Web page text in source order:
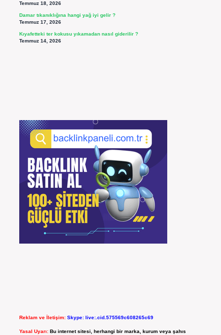
Temmuz 18, 2026
Damar tıkanıklığına hangi yağ iyi gelir ?
Temmuz 17, 2026
Kıyafetteki ter kokusu yıkamadan nasıl giderilir ?
Temmuz 14, 2026
Reklam ve İletişim: Skype: live:.cid.575569c608265c69
Yasal Uyarı: Bu internet sitesi, herhangi bir marka, kurum veya şahıs